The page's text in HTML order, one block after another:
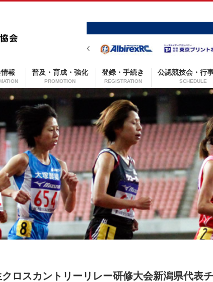
報 普及・育成・強化
PROMOTION
登録・手続き
REGISTRATION
公認競技会・行
SCHEDULE
ロスカントリーリレー研修大会新潟県代表